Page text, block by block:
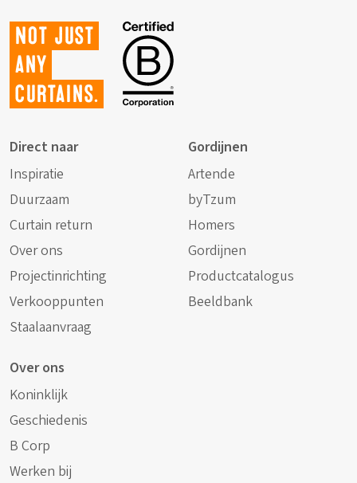
Not just
any
curtains.
Direct naar
Inspiratie
Duurzaam
Curtain return
Over ons
Projectinrichting
Verkooppunten
Staalaanvraag
Gordijnen
Artende
byTzum
Homers
Gordijnen
Productcatalogus
Beeldbank
Over ons
Koninklijk
Geschiedenis
B Corp
Werken bij